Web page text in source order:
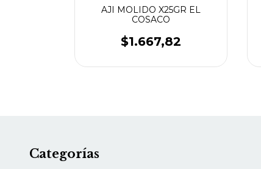
AJI MOLIDO X25GR EL
COSACO
$1.667,82
Categorías